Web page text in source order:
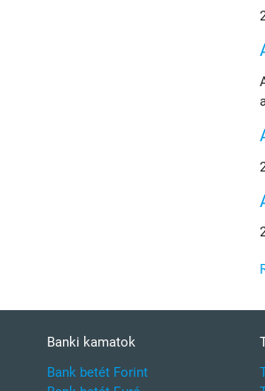
Banki kamatok
Bank betét Forint